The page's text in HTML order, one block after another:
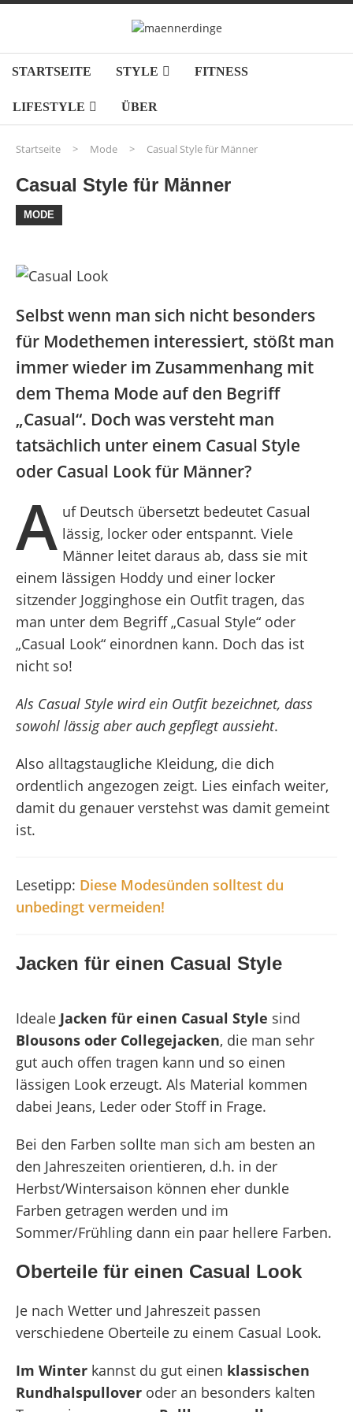
STARTSEITE STYLE FITNESS
LIFESTYLE ÜBER
Startseite > Mode > Casual Style für Männer
Casual Style für Männer
MODE
Selbst wenn man sich nicht besonders
für Modethemen interessiert, stößt man
immer wieder im Zusammenhang mit
dem Thema Mode auf den Begriff
„Casual“. Doch was versteht man
tatsächlich unter einem Casual Style
oder Casual Look für Männer?
A uf Deutsch übersetzt bedeutet Casual
lässig, locker oder entspannt. Viele
Männer leitet daraus ab, dass sie mit
einem lässigen Hoddy und einer locker
sitzender Jogginghose ein Outfit tragen, das
man unter dem Begriff „Casual Style“ oder
„Casual Look“ einordnen kann. Doch das ist
nicht so!
Als Casual Style wird ein Outfit bezeichnet, dass
sowohl lässig aber auch gepflegt aussieht.
Also alltagstaugliche Kleidung, die dich
ordentlich angezogen zeigt. Lies einfach weiter,
damit du genauer verstehst was damit gemeint
ist.
Lesetipp: Diese Modesünden solltest du
unbedingt vermeiden!
Jacken für einen Casual Style
Ideale Jacken für einen Casual Style sind
Blousons oder Collegejacken, die man sehr
gut auch offen tragen kann und so einen
lässigen Look erzeugt. Als Material kommen
dabei Jeans, Leder oder Stoff in Frage.
Bei den Farben sollte man sich am besten an
den Jahreszeiten orientieren, d.h. in der
Herbst/Wintersaison können eher dunkle
Farben getragen werden und im
Sommer/Frühling dann ein paar hellere Farben.
Oberteile für einen Casual Look
Je nach Wetter und Jahreszeit passen
verschiedene Oberteile zu einem Casual Look.
Im Winter kannst du gut einen klassischen
Rundhalspullover oder an besonders kalten